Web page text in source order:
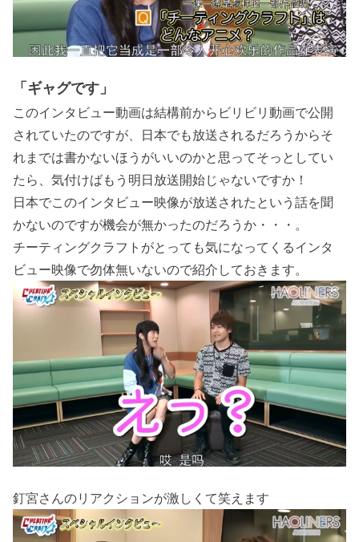
「ギャグです」
このインタビュー動画は結構前からビリビリ動画で公開
されていたのですが、日本でも放送されるだろうからそ
れまでは書かないほうがいいのかと思ってそっとしてい
たら、気付けばもう明日放送開始じゃないですか！
日本でこのインタビュー映像が放送されたという話を聞
かないのですが機会が無かったのだろうか・・・。
チーティングクラフトがとっても気になってくるインタ
ビュー映像で勿体無いないので紹介しておきます。
釘宮さんのリアクションが激しくて笑えます